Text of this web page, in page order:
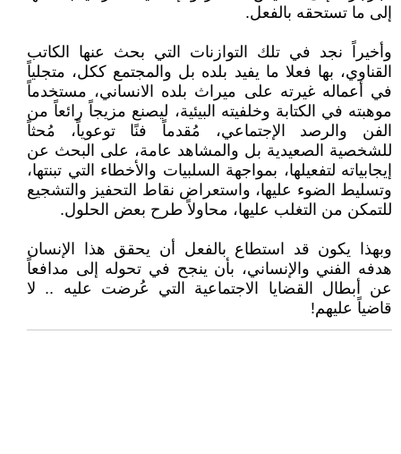
إلى ما تستحقه بالفعل.
وأخيراً نجد في تلك التوازنات التي بحث عنها الكاتب
القناوي، بها فعلا ما يفيد بلده بل والمجتمع ككل، متجلياً
في أعماله غيرته على ميراث بلده الانساني، مستخدماً
موهبته في الكتابة وخلفيته البيئية، ليصنع مزيجاً رائعاً من
الفن والرصد الإجتماعي، مُقدماً فنًا توعوياً، مُحثاً
للشخصية الصعيدية بل والمشاهد عامة، على البحث عن
إيجابياته لتفعيلها، بمواجهة السلبيات والأخطاء التي تبنتها،
وتسليط الضوء عليها، واستعراض نقاط التحفيز والتشجيع
للتمكن من التغلب عليها، محاولاً طرح بعض الحلول.
وبهذا يكون قد استطاع بالفعل أن يحقق هذا الإنسان
هدفه الفني والإنساني، بأن ينجح في تحوله إلى مدافعاً
عن أبطال القضايا الاجتماعية التي عُرضت عليه .. لا
قاضياً عليهم!